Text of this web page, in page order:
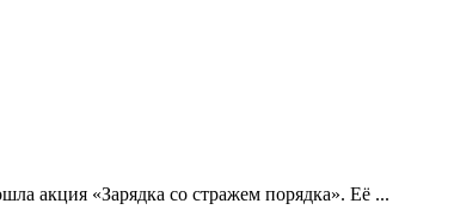
акция «Зарядка со стражем порядка». Её ...